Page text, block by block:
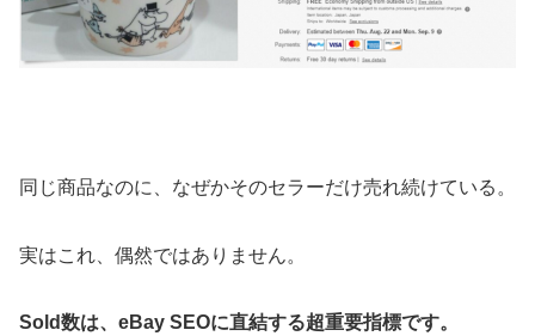
同じ商品なのに、なぜかそのセラーだけ売れ続けている。
実はこれ、偶然ではありません。
Sold数は、eBay SEOに直結する超重要指標です。